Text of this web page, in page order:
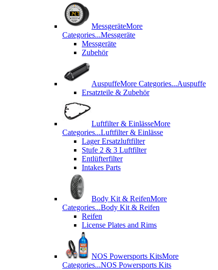
MessgeräteMore
Categories...Messgeräte
Messgeräte
Zubehör
AuspuffeMore Categories...Auspuffe
Ersatzteile & Zubehör
Luftfilter & EinlässeMore
Categories...Luftfilter & Einlässe
Lager Ersatzluftfilter
Stufe 2 & 3 Luftfilter
Entlüfterfilter
Intakes Parts
Body Kit & ReifenMore
Categories...Body Kit & Reifen
Reifen
License Plates and Rims
NOS Powersports KitsMore
Categories...NOS Powersports Kits